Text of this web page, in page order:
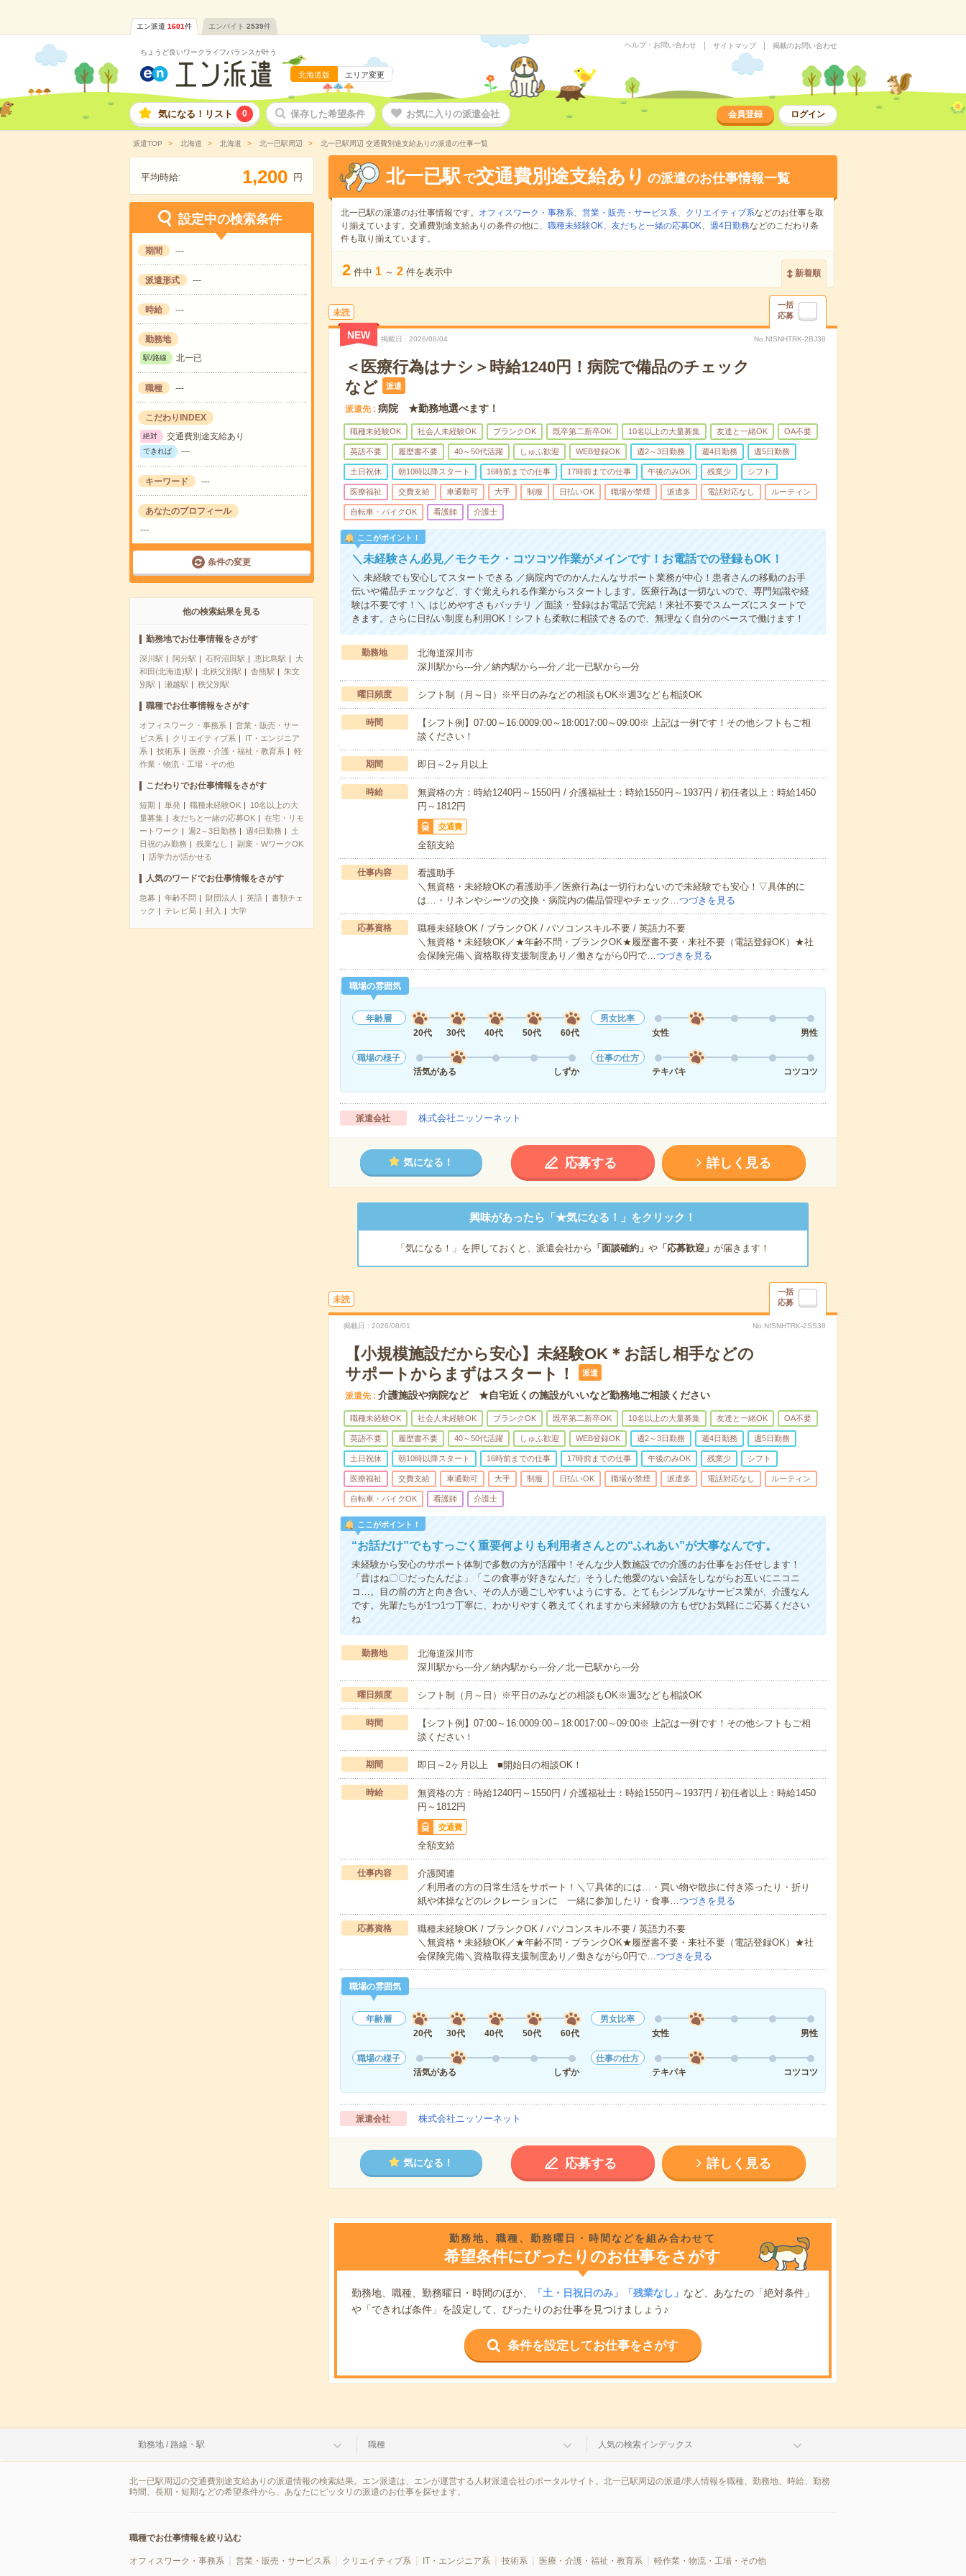
エン派遣 1601件 エンバイト 2539件
ちょうど良いワークライフバランスが叶う
北海道版 エリア変更
ヘルプ・お問い合わせ サイトマップ 掲載のお問い合わせ
気になる！リスト 0 保存した希望条件 お気に入りの派遣会社 会員登録 ログイン
派遣TOP 北海道 北海道 北一已駅周辺 北一已駅周辺 交通費別途支給ありの派遣の仕事一覧
平均時給: 1,200 円
設定中の検索条件
期間 ---
派遣形式 ---
時給 ---
勤務地
駅/路線 北一已
職種 ---
こだわりINDEX
絶対 交通費別途支給あり
できれば ---
キーワード ---
あなたのプロフィール
---
条件の変更
他の検索結果を見る
勤務地でお仕事情報をさがす
深川駅 阿分駅 石狩沼田駅 恵比島駅
大
和田(北海道)駅
北秩父別駅 舎熊駅
朱文
別駅
瀬越駅 秩父別駅
職種でお仕事情報をさがす
オフィスワーク・事務系
営業・販売・サー
ビス系
クリエイティブ系
IT・エンジニア
系
技術系 医療・介護・福祉・教育系
軽
作業・物流・工場・その他
こだわりでお仕事情報をさがす
短期 単発 職種未経験OK
10名以上の大
量募集
友だちと一緒の応募OK
在宅・リモ
ートワーク
週2～3日勤務 週4日勤務
土
日祝のみ勤務
残業なし
副業・WワークOK
語学力が活かせる
人気のワードでお仕事情報をさがす
急募 年齢不問 財団法人 英語
書類チェ
ック
テレビ局 封入 大学
北一已駅 で交通費別途支給あり の派遣のお仕事情報一覧
北一已駅の派遣のお仕事情報です。 オフィスワーク・事務系、 営業・販売・サービス系、 クリエイティブ系などのお仕事を取
り揃えています。交通費別途支給ありの条件の他に、 職種未経験OK、 友だちと一緒の応募OK、 週4日勤務などのこだわり条
件も取り揃えています。
2 件中 1 ～ 2 件を表示中 新着順
未読
一括
応募
NEW 掲載日 2026/08/04 No.NISNHTRK-2BJ38
＜医療行為はナシ＞時給1240円！病院で備品のチェック
など
派遣
派遣先 病院 ★勤務地選べます！
職種未経験OK 社会人未経験OK ブランクOK 既卒第二新卒OK 10名以上の大量募集 友達と一緒OK OA不要
英語不要 履歴書不要 40～50代活躍 しゅふ歓迎 WEB登録OK 週2～3日勤務 週4日勤務 週5日勤務
土日祝休 朝10時以降スタート 16時前までの仕事 17時前までの仕事 午後のみOK 残業少 シフト
医療福祉 交費支給 車通勤可 大手 制服 日払いOK 職場が禁煙 派遣多 電話対応なし ルーティン
自転車・バイクOK 看護師 介護士
ここがポイント！
＼未経験さん必見／モクモク・コツコツ作業がメインです！お電話での登録もOK！
＼ 未経験でも安心してスタートできる ／病院内でのかんたんなサポート業務が中心！患者さんの移動のお手
伝いや備品チェックなど、すぐ覚えられる作業からスタートします。医療行為は一切ないので、専門知識や経
験は不要です！＼ はじめやすさもバッチリ ／面談・登録はお電話で完結！来社不要でスムーズにスタートで
きます。さらに日払い制度も利用OK！シフトも柔軟に相談できるので、無理なく自分のペースで働けます！
勤務地
北海道深川市
深川駅から---分／納内駅から---分／北一已駅から---分
曜日頻度 シフト制（月～日）※平日のみなどの相談もOK※週3なども相談OK
時間
【シフト例】07:00～16:0009:00～18:0017:00～09:00※ 上記は一例です！その他シフトもご相
談ください！
期間 即日～2ヶ月以上
時給
無資格の方：時給1240円～1550円 / 介護福祉士：時給1550円～1937円 / 初任者以上：時給1450
円～1812円
交通費
全額支給
仕事内容
看護助手
＼無資格・未経験OKの看護助手／医療行為は一切行わないので未経験でも安心！▽具体的に
は…・リネンやシーツの交換・病院内の備品管理やチェック…つづきを見る
応募資格
職種未経験OK / ブランクOK / パソコンスキル不要 / 英語力不要
＼無資格＊未経験OK／★年齢不問・ブランクOK★履歴書不要・来社不要（電話登録OK）★社
会保険完備＼資格取得支援制度あり／働きながら0円で…つづきを見る
職場の雰囲気
年齢層
20代
30代 40代 50代 60代
男女比率
女性
男性
職場の様子
活気がある
しずか
仕事の仕方
テキパキ
コツコツ
派遣会社 株式会社ニッソーネット
気になる！ 応募する 詳しく見る
興味があったら「★気になる！」をクリック！
「気になる！」を押しておくと、派遣会社から 「面談確約」 や「応募歓迎」 が届きます！
未読
一括
応募
掲載日 2026/08/01 No.NISNHTRK-2SS38
【小規模施設だから安心】未経験OK＊お話し相手などの
サポートからまずはスタート！
派遣
派遣先 介護施設や病院など ★自宅近くの施設がいいなど勤務地ご相談ください
職種未経験OK 社会人未経験OK ブランクOK 既卒第二新卒OK 10名以上の大量募集 友達と一緒OK OA不要
英語不要 履歴書不要 40～50代活躍 しゅふ歓迎 WEB登録OK 週2～3日勤務 週4日勤務 週5日勤務
土日祝休 朝10時以降スタート 16時前までの仕事 17時前までの仕事 午後のみOK 残業少 シフト
医療福祉 交費支給 車通勤可 大手 制服 日払いOK 職場が禁煙 派遣多 電話対応なし ルーティン
自転車・バイクOK 看護師 介護士
ここがポイント！
“お話だけ”でもすっごく重要何よりも利用者さんとの“ふれあい”が大事なんです。
未経験から安心のサポート体制で多数の方が活躍中！そんな少人数施設での介護のお仕事をお任せします！
「昔はね〇〇だったんだよ」「この食事が好きなんだ」そうした他愛のない会話をしながらお互いにニコニ
コ…。目の前の方と向き合い、その人が過ごしやすいようにする。とてもシンプルなサービス業が、介護なん
です。先輩たちが1つ1つ丁寧に、わかりやすく教えてくれますから未経験の方もぜひお気軽にご応募ください
ね
勤務地
北海道深川市
深川駅から---分／納内駅から---分／北一已駅から---分
曜日頻度 シフト制（月～日）※平日のみなどの相談もOK※週3なども相談OK
時間
【シフト例】07:00～16:0009:00～18:0017:00～09:00※ 上記は一例です！その他シフトもご相
談ください！
期間 即日～2ヶ月以上 ■開始日の相談OK！
時給
無資格の方：時給1240円～1550円 / 介護福祉士：時給1550円～1937円 / 初任者以上：時給1450
円～1812円
交通費
全額支給
仕事内容
介護関連
／利用者の方の日常生活をサポート！＼▽具体的には…・買い物や散歩に付き添ったり・折り
紙や体操などのレクレーションに 一緒に参加したり・食事…つづきを見る
応募資格
職種未経験OK / ブランクOK / パソコンスキル不要 / 英語力不要
＼無資格＊未経験OK／★年齢不問・ブランクOK★履歴書不要・来社不要（電話登録OK）★社
会保険完備＼資格取得支援制度あり／働きながら0円で…つづきを見る
職場の雰囲気
年齢層
20代
30代 40代 50代 60代
男女比率
女性
男性
職場の様子
活気がある
しずか
仕事の仕方
テキパキ
コツコツ
派遣会社 株式会社ニッソーネット
気になる！ 応募する 詳しく見る
勤務地、職種、勤務曜日・時間などを組み合わせて
希望条件にぴったりのお仕事をさがす
勤務地、職種、勤務曜日・時間のほか、 「土・日祝日のみ」「残業なし」 など、あなたの「絶対条件」
や「できれば条件」を設定して、ぴったりのお仕事を見つけましょう♪
条件を設定してお仕事をさがす
勤務地 / 路線・駅 職種 人気の検索インデックス
北一已駅周辺の交通費別途支給ありの派遣情報の検索結果。エン派遣は、エンが運営する人材派遣会社のポータルサイト。北一已駅周辺の派遣/求人情報を職種、勤務地、時給、勤務
時間、長期・短期などの希望条件から、あなたにピッタリの派遣のお仕事を探せます。
職種でお仕事情報を絞り込む
オフィスワーク・事務系 営業・販売・サービス系 クリエイティブ系 IT・エンジニア系 技術系 医療・介護・福祉・教育系 軽作業・物流・工場・その他